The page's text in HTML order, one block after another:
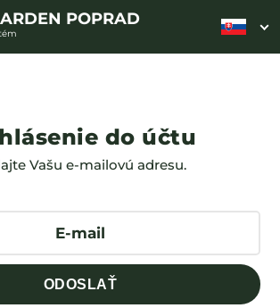
POPRAD
do účtu
Vašu e-mailovú adresu.